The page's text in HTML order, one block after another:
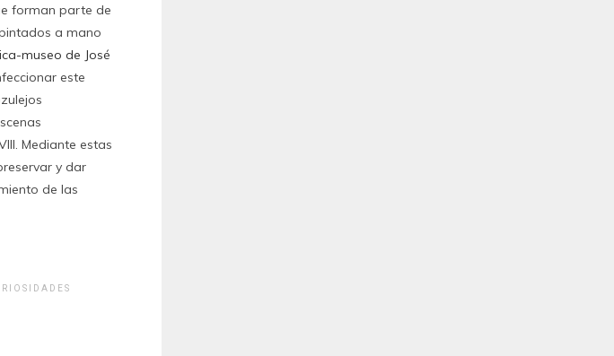
forman parte de
a mano
museo de José
este
Mediante estas
y dar
de las